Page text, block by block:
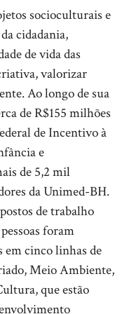
socioculturais e
cidadania,
de vida das
valorizar
Ao longo de sua
de R$155 milhões
de Incentivo à
e
de 5,2 mil
da Unimed-BH.
de trabalho
foram
em cinco linhas de
Meio Ambiente,
que estão